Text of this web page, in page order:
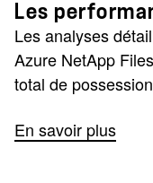
Les
Les analyses
Azure NetApp
total de
En savoir plus